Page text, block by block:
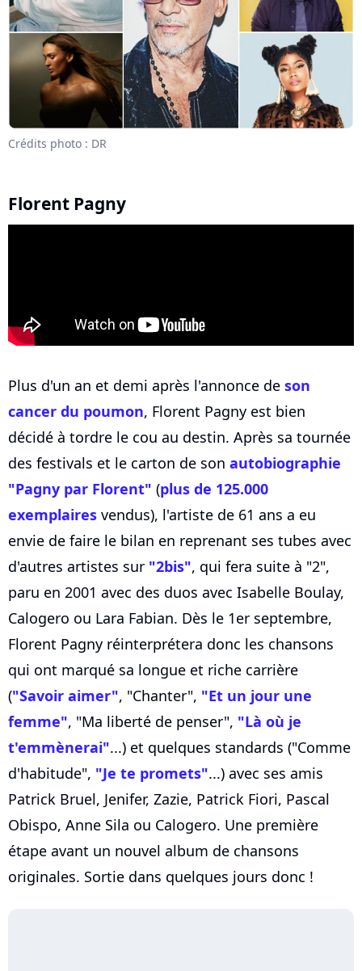
Crédits photo : DR
Florent Pagny
Plus d'un an et demi après l'annonce de son
cancer du poumon, Florent Pagny est bien
décidé à tordre le cou au destin. Après sa tournée
des festivals et le carton de son autobiographie
"Pagny par Florent" (plus de 125.000
exemplaires vendus), l'artiste de 61 ans a eu
envie de faire le bilan en reprenant ses tubes avec
d'autres artistes sur "2bis", qui fera suite à "2",
paru en 2001 avec des duos avec Isabelle Boulay,
Calogero ou Lara Fabian. Dès le 1er septembre,
Florent Pagny réinterprétera donc les chansons
qui ont marqué sa longue et riche carrière
("Savoir aimer", "Chanter", "Et un jour une
femme", "Ma liberté de penser", "Là où je
t'emmènerai"...) et quelques standards ("Comme
d'habitude", "Je te promets"...) avec ses amis
Patrick Bruel, Jenifer, Zazie, Patrick Fiori, Pascal
Obispo, Anne Sila ou Calogero. Une première
étape avant un nouvel album de chansons
originales. Sortie dans quelques jours donc !